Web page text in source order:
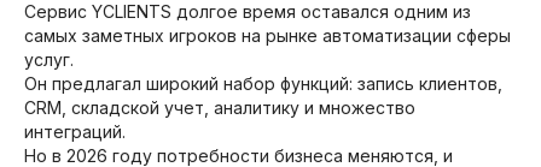
Сервис YCLIENTS долгое время оставался одним из
самых заметных игроков на рынке автоматизации сферы
услуг.
Он предлагал широкий набор функций: запись клиентов,
CRM, складской учет, аналитику и множество
интеграций.
Но в 2026 году потребности бизнеса меняются, и